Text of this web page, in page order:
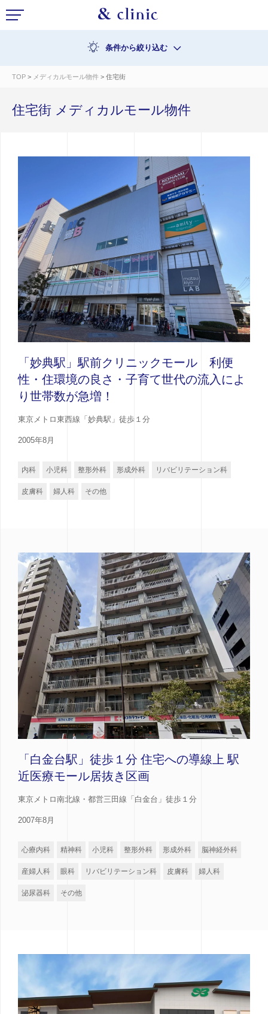
条件から絞り込む
TOP > メディカルモール物件 > 住宅街
住宅街 メディカルモール物件
「妙典駅」駅前クリニックモール 利便
性・住環境の良さ・子育て世代の流入によ
り世帯数が急増！
東京メトロ東西線「妙典駅」徒歩１分
2005年8月
内科 小児科 整形外科 形成外科 リバビリテーション科
皮膚科 婦人科 その他
「白金台駅」徒歩１分 住宅への導線上 駅
近医療モール居抜き区画
東京メトロ南北線・都営三田線「白金台」徒歩１分
2007年8月
心療内科 精神科 小児科 整形外科 形成外科 脳神経外科
産婦人科 眼科 リバビリテーション科 皮膚科 婦人科
泌尿器科 その他